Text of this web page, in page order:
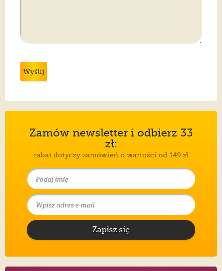
Wyślij
Zamów newsletter i odbierz 33
zł:
rabat dotyczy zamówień o wartości od 149 zł
Zapisz się